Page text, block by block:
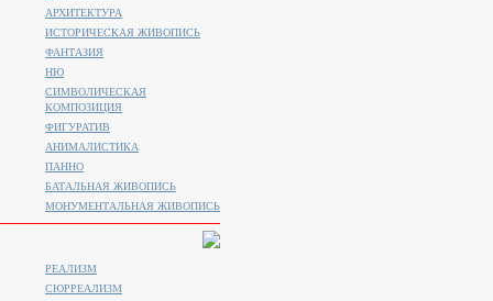
АРХИТЕКТУРА
ИСТОРИЧЕСКАЯ ЖИВОПИСЬ
ФАНТАЗИЯ
НЮ
СИМВОЛИЧЕСКАЯ
КОМПОЗИЦИЯ
ФИГУРАТИВ
АНИМАЛИСТИКA
ПАННО
БАТАЛЬНАЯ ЖИВОПИСЬ
МОНУМЕНТАЛЬНАЯ ЖИВОПИСЬ
РЕАЛИЗМ
СЮРРЕАЛИЗМ